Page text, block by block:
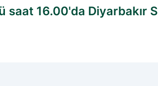
16.00'da Diyarbakır